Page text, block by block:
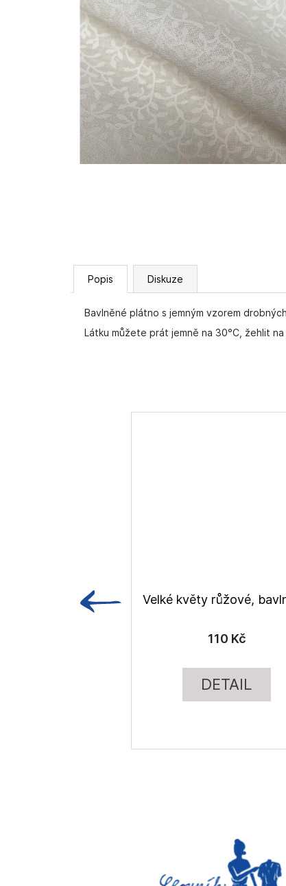
Popis Diskuze
Bavlněné plátno s jemným vzorem
Látku můžete prát jemně na 30°C, žehlit
110 Kč
DETAIL